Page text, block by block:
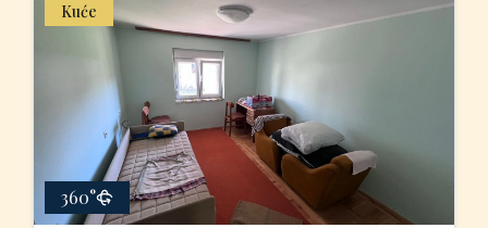
Kuće
360°